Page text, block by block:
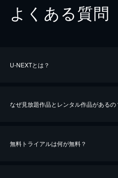
よくある質問
U-NEXTとは？
なぜ見放題作品とレンタル作品があるの
無料トライアルは何が無料？